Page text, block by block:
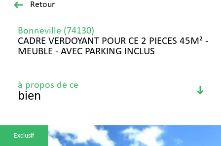
Retour
Bonneville (74130)
CADRE VERDOYANT POUR CE 2 PIECES 45M² -
MEUBLE - AVEC PARKING INCLUS
à propos de ce
bien
Exclusif